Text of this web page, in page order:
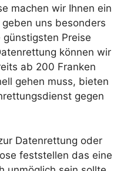
machen wir Ihnen ein
uns besonders
Preise
können wir
ab 200 Franken
gehen muss, bieten
gegen
Datenrettung oder
feststellen das eine